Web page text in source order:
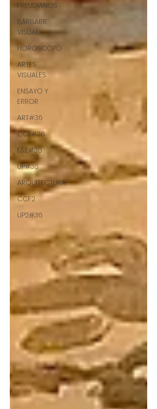
FREUDIANOS
BARBARIE
VISUAL
HORÓSCOPO
ARTES
VISUALES
ENSAYO Y
ERROR
ART#36
CCF#36
E&E#36
UP#36
ARQUITECTURA
CCF2
UP2#36